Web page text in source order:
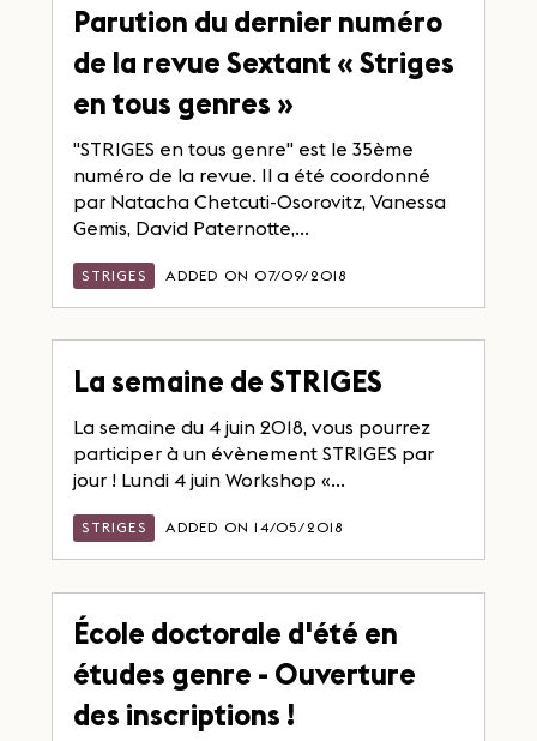
Parution du dernier numéro
de la revue Sextant « Striges
en tous genres »
"STRIGES en tous genre" est le 35ème
numéro de la revue. Il a été coordonné
par Natacha Chetcuti-Osorovitz, Vanessa
Gemis, David Paternotte,...
STRIGES ADDED ON 07/09/2018
La semaine de STRIGES
La semaine du 4 juin 2018, vous pourrez
participer à un évènement STRIGES par
jour ! Lundi 4 juin Workshop «...
STRIGES ADDED ON 14/05/2018
École doctorale d'été en
études genre - Ouverture
des inscriptions !